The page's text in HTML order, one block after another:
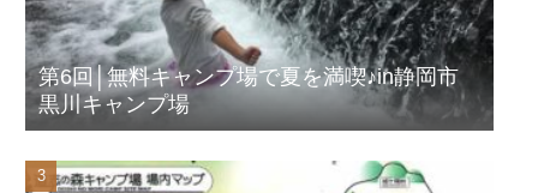
第6回│無料キャンプ場で夏を満喫♪in静岡市
黒川キャンプ場